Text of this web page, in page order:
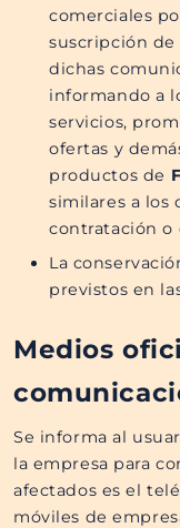
comerciales
suscripción de
dichas
informando a
servicios,
ofertas y
productos de
similares a
contratación o
La
previstos en
Medios
Se informa al
la empresa para
afectados es el
móviles de